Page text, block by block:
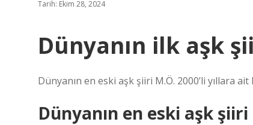
Tarih: Ekim 28, 2024
Dünyanın ilk aşk
Dünyanın en eski aşk şiiri M.Ö. 2000’li yıllara ait
Dünyanın en eski aşk